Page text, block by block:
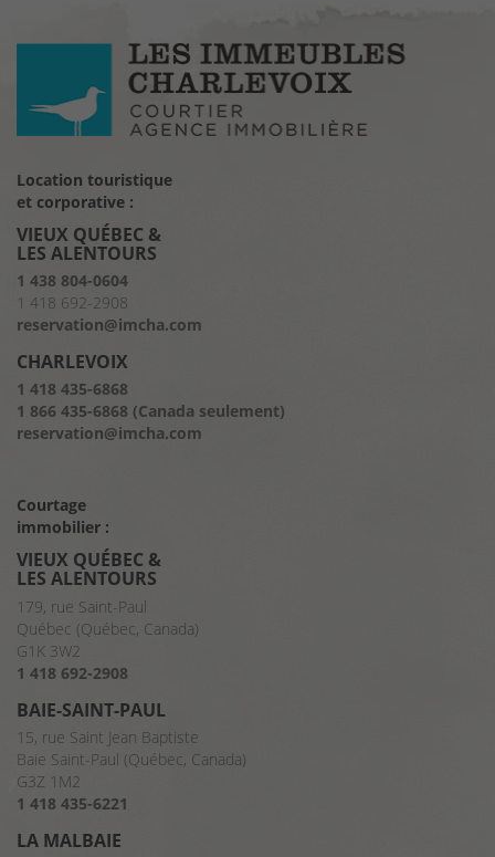
Location touristique
et corporative :
VIEUX QUÉBEC &
LES ALENTOURS
1 438 804-0604
1 418 692-2908
reservation@imcha.com
CHARLEVOIX
1 418 435-6868
1 866 435-6868 (Canada seulement)
reservation@imcha.com
Courtage
immobilier :
VIEUX QUÉBEC &
LES ALENTOURS
179, rue Saint-Paul
Québec (Québec, Canada)
G1K 3W2
1 418 692-2908
BAIE-SAINT-PAUL
15, rue Saint Jean Baptiste
Baie Saint-Paul (Québec, Canada)
G3Z 1M2
1 418 435-6221
LA MALBAIE